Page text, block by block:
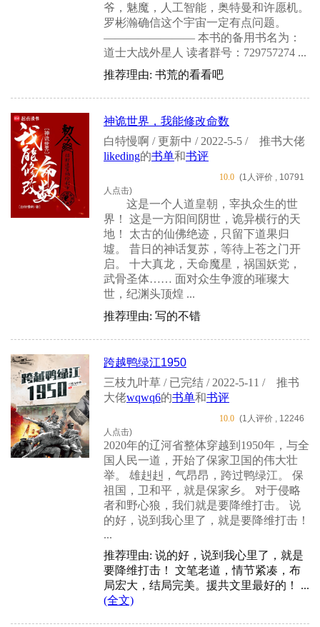
爷，魅魔，人工智能，奥特曼和许愿机。
罗彬瀚确信这个宇宙一定有点问题。
———————— 本书的备用书名为：
道士大战外星人 读者群号：729757274 ...
推荐理由: 书荒的看看吧
神诡世界，我能修改命数
白特慢啊 / 更新中 / 2022-5-5 /
推书大佬
likeding的书单和书评
10.0 (1人评价 , 10791
人点击)
这是一个人道皇朝，宰执众生的世
界！ 这是一方阳间阴世，诡异横行的天
地！ 太古的仙佛绝迹，只留下道果归
墟。 昔日的神话复苏，等待上苍之门开
启。 十大真龙，天命魔星，祸国妖党，
武骨圣体…… 面对众生争渡的璀璨大
世，纪渊头顶煌 ...
推荐理由: 写的不错
跨越鸭绿江1950
三枝九叶草 / 已完结 / 2022-5-11 /
推书
大佬wqwq6的书单和书评
10.0 (1人评价 , 12246
人点击)
2020年的辽河省整体穿越到1950年，与全
国人民一道，开始了保家卫国的伟大壮
举。 雄赳赳，气昂昂，跨过鸭绿江。 保
祖国，卫和平，就是保家乡。 对于侵略
者和野心狼，我们就是要降维打击。 说
的好，说到我心里了，就是要降维打击！
...
推荐理由: 说的好，说到我心里了，就是
要降维打击！ 文笔老道，情节紧凑，布
局宏大，结局完美。援共文里最好的！ ...
(全文)